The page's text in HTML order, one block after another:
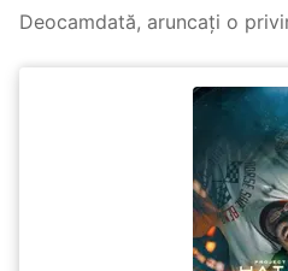
Deocamdată, aruncați o